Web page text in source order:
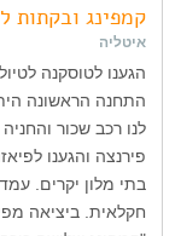
קמפינג ובקתות
איטליה
הגענו לטוסקנה
התחנה הראשונה
לנו רכב שכור
בתי מלון יקרים.
חקלאית. ביציאה